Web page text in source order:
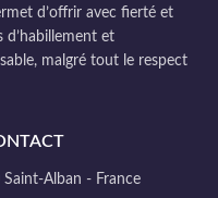
d’offrir avec fierté et
d’habillement et
malgré tout le respect
Alban - France